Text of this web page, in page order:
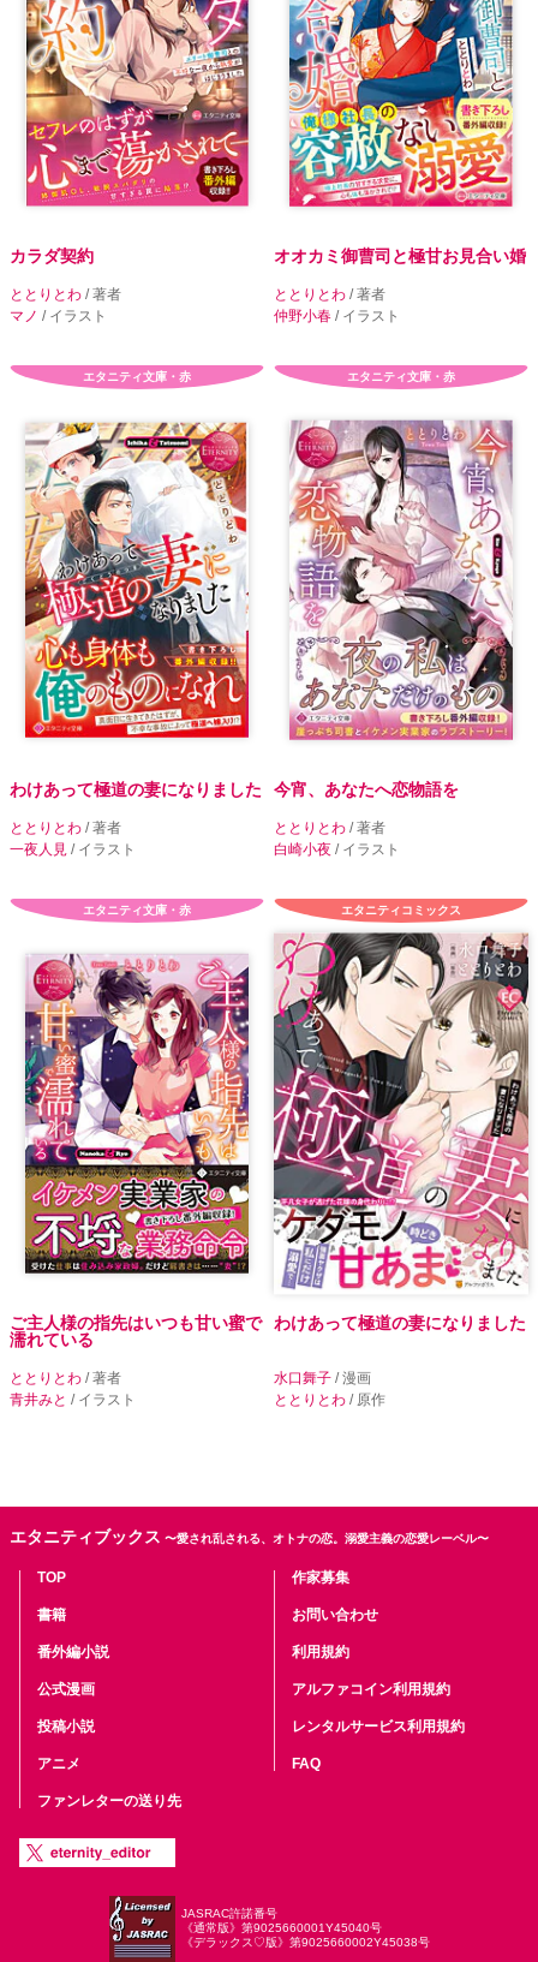
カラダ契約
ととりとわ / 著者
マノ / イラスト
オオカミ御曹司と極甘お見合い婚
ととりとわ / 著者
仲野小春 / イラスト
エタニティ文庫・赤
わけあって極道の妻になりました
ととりとわ / 著者
一夜人見 / イラスト
エタニティ文庫・赤
今宵、あなたへ恋物語を
ととりとわ / 著者
白崎小夜 / イラスト
エタニティ文庫・赤
ご主人様の指先はいつも甘い蜜で
濡れている
ととりとわ / 著者
青井みと / イラスト
エタニティコミックス
わけあって極道の妻になりました
水口舞子 / 漫画
ととりとわ / 原作
エタニティブックス 〜愛され乱される、オトナの恋。溺愛主義の恋愛レーベル〜
TOP
書籍
番外編小説
公式漫画
投稿小説
アニメ
ファンレターの送り先
作家募集
お問い合わせ
利用規約
アルファコイン利用規約
レンタルサービス利用規約
FAQ
JASRAC許諾番号
《通常版》第9025660001Y45040号
《デラックス♡版》第9025660002Y45038号